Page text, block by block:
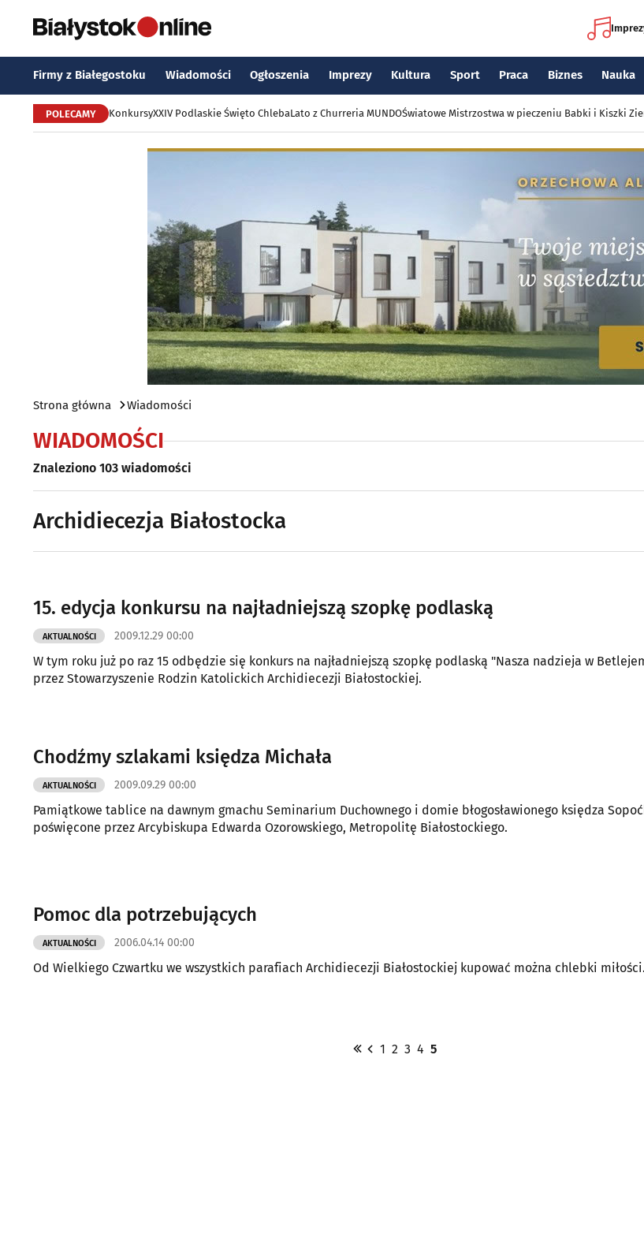
Firmy z Białegostoku Wiadomości Ogłoszenia Imprezy Kultura Sport Praca Biznes Nauka
POLECAMY KonkursyXXIV Podlaskie Święto ChlebaLato z Churreria MUNDOŚwiatowe Mistrzostwa w pieczeniu Babki i Kiszki
Strona główna Wiadomości
WIADOMOŚCI
Znaleziono 103 wiadomości
Archidiecezja Białostocka
15. edycja konkursu na najładniejszą szopkę podlaską
AKTUALNOŚCI 2009.12.29 00:00
W tym roku już po raz 15 odbędzie się konkurs na najładniejszą szopkę podlaską "Nasza nadzieja w Betlejem" organizowany
przez Stowarzyszenie Rodzin Katolickich Archidiecezji Białostockiej.
Chodźmy szlakami księdza Michała
AKTUALNOŚCI 2009.09.29 00:00
Pamiątkowe tablice na dawnym gmachu Seminarium Duchownego i domie błogosławionego księdza
poświęcone przez Arcybiskupa Edwarda Ozorowskiego, Metropolitę Białostockiego.
Pomoc dla potrzebujących
AKTUALNOŚCI 2006.04.14 00:00
Od Wielkiego Czwartku we wszystkich parafiach Archidiecezji Białostockiej kupować można chlebki miłości.
1 2 3 4 5